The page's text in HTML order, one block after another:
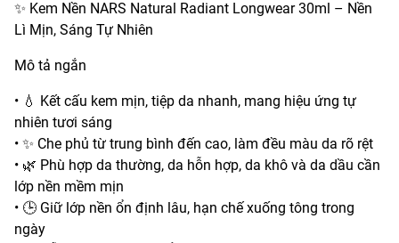
✨ Kem Nền NARS Natural Radiant Longwear 30ml – Nền
Lì Mịn, Sáng Tự Nhiên
Mô tả ngắn
• 💧 Kết cấu kem mịn, tiệp da nhanh, mang hiệu ứng tự
nhiên tươi sáng
• ✨ Che phủ từ trung bình đến cao, làm đều màu da rõ rệt
• 🌿 Phù hợp da thường, da hỗn hợp, da khô và da dầu cần
lớp nền mềm mịn
• 🕒 Giữ lớp nền ổn định lâu, hạn chế xuống tông trong
ngày